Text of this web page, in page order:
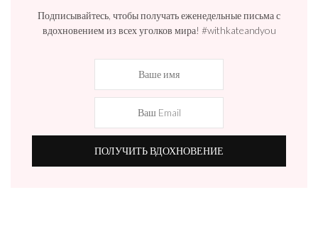
Подписывайтесь, чтобы получать еженедельные письма с
вдохновением из всех уголков мира! #withkateandyou